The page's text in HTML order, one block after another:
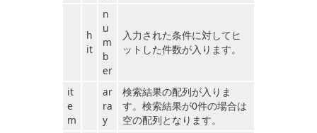
h
it
n
u
m
b
er
入力された条件に対してヒ
ットした件数が入ります。
it
e
m
ar
ra
y
検索結果の配列が入りま
す。検索結果が0件の場合は
空の配列となります。